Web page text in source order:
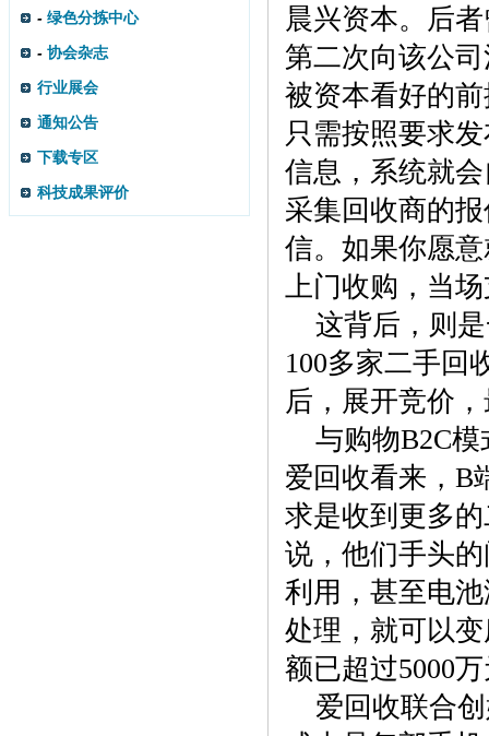
- 绿色分拣中心
- 协会杂志
行业展会
通知公告
下载专区
科技成果评价
晨兴资本。后
第二次向该公
被资本看好的
只需按照要求
信息，系统就
采集回收商的
信。如果你愿
上门收购，当
这背后，则
100多家二手回
后，展开竞价
与购物B2C
爱回收看来，B
求是收到更多
说，他们手头
利用，甚至电
处理，就可以
额已超过5000
爱回收联合